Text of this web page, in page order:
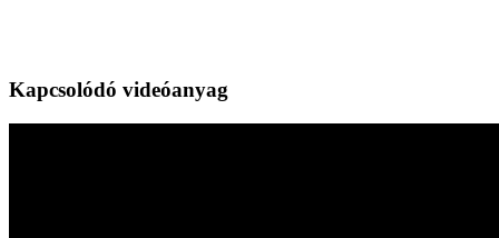
Kapcsolódó videóanyag